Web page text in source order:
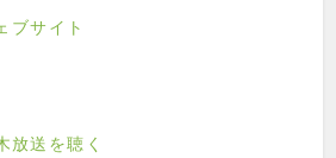
ブサイト
送を聴く